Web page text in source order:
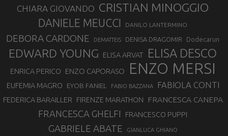
CHIARA GIOVANDO CRISTIAN MINOGGIO
DANIELE MEUCCI DANILO LANTERMINO
DEBORA CARDONE DEMATTEIS DENISA DRAGOMIR Dodecarun
EDWARD YOUNG ELISA ARVAT ELISA DESCO
ENRICA PERICO ENZO CAPORASO ENZO MERSI
EUFEMIA MAGRO EYOB FANIEL FABIO BAZZANA FABIOLA CONTI
FEDERICA BARAILLER FIRENZE MARATHON FRANCESCA CANEPA
FRANCESCA GHELFI FRANCESCO PUPPI
GABRIELE ABATE GIANLUCA GHIANO